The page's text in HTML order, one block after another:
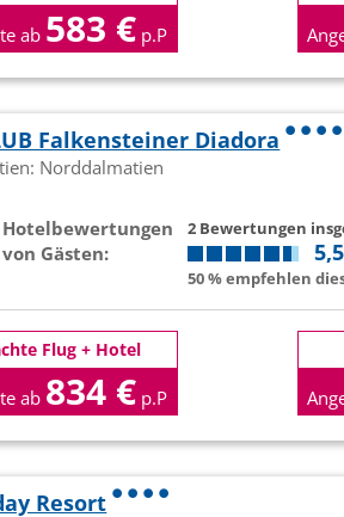
ab 583 € p.P
Falkensteiner Diadora
Norddalmatien
Hotelbewertungen
von Gästen:
2 Bewertungen
50 % empfehlen
Flug + Hotel
ab 834 € p.P
Resort